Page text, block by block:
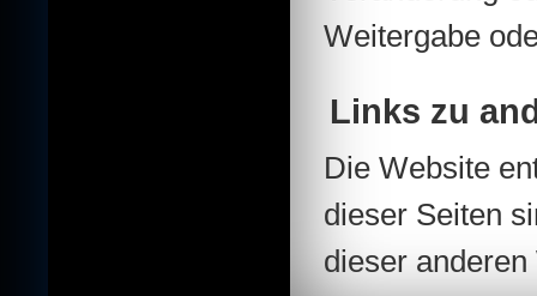
Weitergabe
Links zu
Die Website
dieser Seiten
dieser